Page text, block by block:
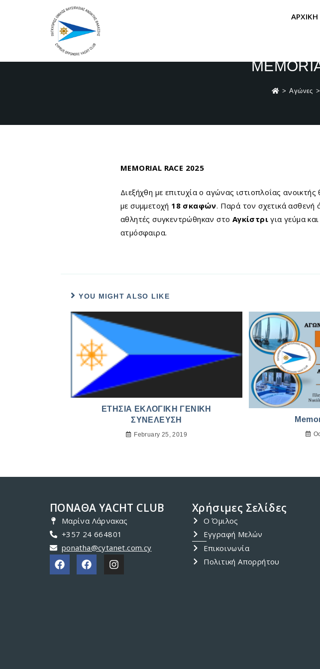
ΑΡΧΙΚΗ
> Αγώνες >
MEMORIAL RACE 2025
Διεξήχθη με επιτυχία ο αγώνας ιστιοπλοΐας
με συμμετοχή 18 σκαφών. Παρά τον σχετικά ασθενή
αθλητές συγκεντρώθηκαν στο Αγκίστρι για γεύμα
ατμόσφαιρα.
YOU MIGHT ALSO LIKE
ΕΤΗΣΙΑ ΕΚΛΟΓΙΚΗ ΓΕΝΙΚΗ
ΣΥΝΕΛΕΥΣΗ
February 25, 2019
ΠΟΝΑΘΑ YACHT CLUB
Μαρίνα Λάρνακας
+357 24 664801
ponatha@cytanet.com.cy
Χρήσιμες Σελίδες
Ο Όμιλος
Εγγραφή Μελών
Επικοινωνία
Πολιτική Απορρήτου